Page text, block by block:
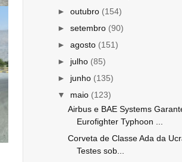
► outubro (154)
► setembro (90)
► agosto (151)
► julho (85)
► junho (135)
▼ maio (123)
Airbus e BAE Systems
Eurofighter Typhoon ...
Corveta de Classe Ada da
Testes sob...